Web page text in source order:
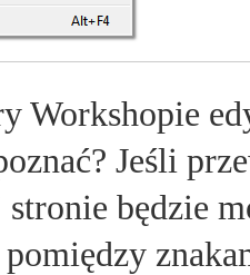
Workshopie
Jeśli
będzie